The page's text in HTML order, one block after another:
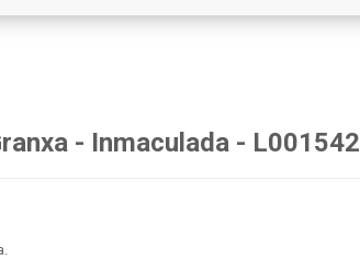
- Inmaculada - L001542